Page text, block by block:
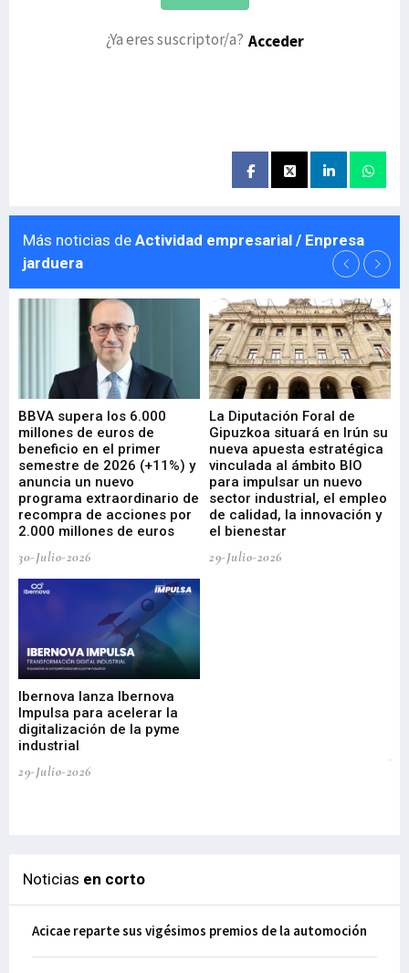
¿Ya eres suscriptor/a? Acceder
Más noticias de Actividad empresarial / Enpresa
jarduera
BBVA supera los 6.000
millones de euros de
beneficio en el primer
semestre de 2026 (+11%) y
anuncia un nuevo
programa extraordinario de
recompra de acciones por
2.000 millones de euros
30-Julio-2026
La Diputación Foral de
Gipuzkoa situará en Irún su
nueva apuesta estratégica
vinculada al ámbito BIO
para impulsar un nuevo
sector industrial, el empleo
de calidad, la innovación y
el bienestar
29-Julio-2026
Ibernova lanza Ibernova
Impulsa para acelerar la
digitalización de la pyme
industrial
29-Julio-2026
Noticias en corto
Acicae reparte sus vigésimos premios de la automoción